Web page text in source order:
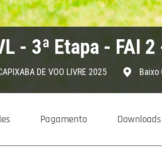
- 3ª Etapa - FAI
DE VOO LIVRE 2025 Baixo
Pagamento Downloads